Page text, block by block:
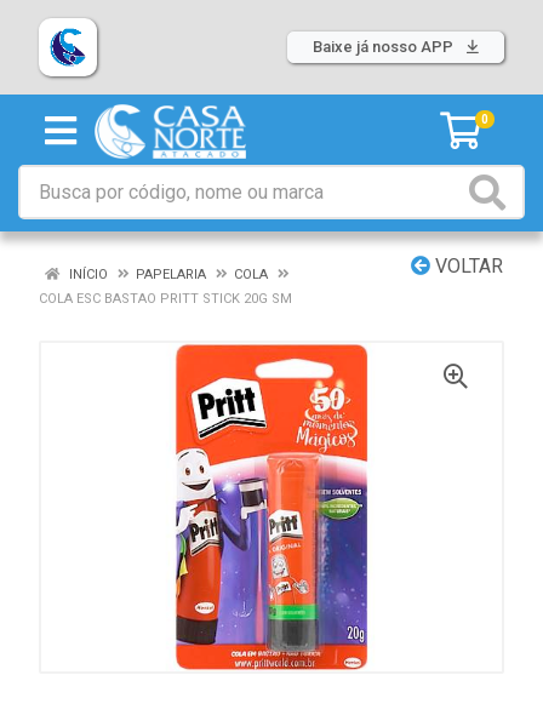
Baixe já nosso APP
0
VOLTAR
INÍCIO PAPELARIA
COLA
COLA ESC BASTAO PRITT STICK 20G SM